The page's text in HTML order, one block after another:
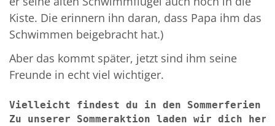
Kiste. Die erinnern ihn daran, dass Papa ihm das
Schwimmen beigebracht hat.)
Aber das kommt später, jetzt sind ihm seine
Freunde in echt viel wichtiger.
Vielleicht findest du in den Sommerferien
Zu unserer Sommeraktion laden wir dich